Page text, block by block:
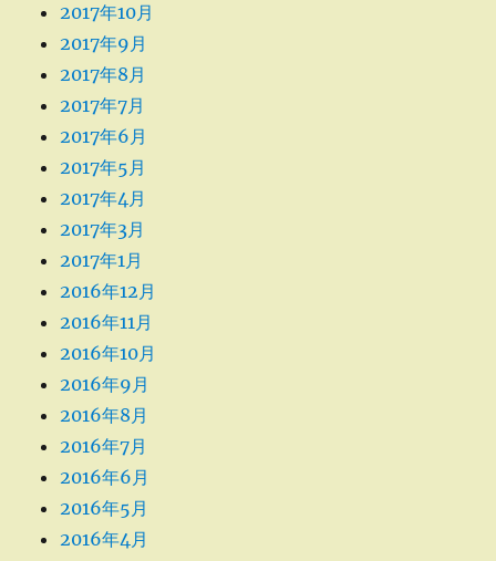
2017年10月
2017年9月
2017年8月
2017年7月
2017年6月
2017年5月
2017年4月
2017年3月
2017年1月
2016年12月
2016年11月
2016年10月
2016年9月
2016年8月
2016年7月
2016年6月
2016年5月
2016年4月